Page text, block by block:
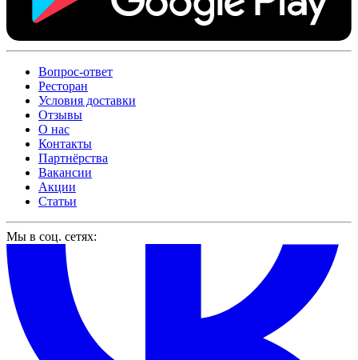
Вопрос-ответ
Ресторан
Условия доставки
Отзывы
О нас
Контакты
Партнёрства
Вакансии
Акции
Статьи
Мы в соц. сетях: